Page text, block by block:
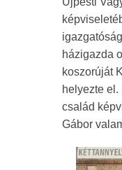
házigazda
koszorúját
helyezte
család
Gábor